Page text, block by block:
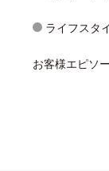
ライフスタ
お客様エピソ